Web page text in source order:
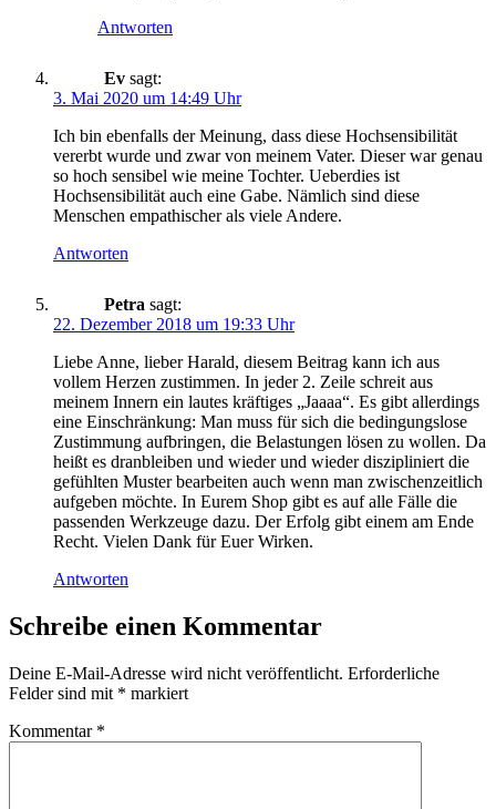
Antworten
Ev sagt:
3. Mai 2020 um 14:49 Uhr
Ich bin ebenfalls der Meinung, dass diese Hochsensibilität
vererbt wurde und zwar von meinem Vater. Dieser war genau
so hoch sensibel wie meine Tochter. Ueberdies ist
Hochsensibilität auch eine Gabe. Nämlich sind diese
Menschen empathischer als viele Andere.
Antworten
Petra sagt:
22. Dezember 2018 um 19:33 Uhr
Liebe Anne, lieber Harald, diesem Beitrag kann ich aus
vollem Herzen zustimmen. In jeder 2. Zeile schreit aus
meinem Innern ein lautes kräftiges „Jaaaa“. Es gibt allerdings
eine Einschränkung: Man muss für sich die bedingungslose
Zustimmung aufbringen, die Belastungen lösen zu wollen. Da
heißt es dranbleiben und wieder und wieder diszipliniert die
gefühlten Muster bearbeiten auch wenn man zwischenzeitlich
aufgeben möchte. In Eurem Shop gibt es auf alle Fälle die
passenden Werkzeuge dazu. Der Erfolg gibt einem am Ende
Recht. Vielen Dank für Euer Wirken.
Antworten
Schreibe einen Kommentar
Deine E-Mail-Adresse wird nicht veröffentlicht. Erforderliche
Felder sind mit * markiert
Kommentar *